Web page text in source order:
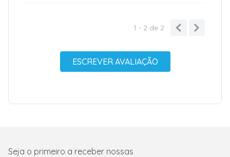
1 - 2 de 2
ESCREVER AVALIAÇÃO
Seja o primeiro a receber nossas